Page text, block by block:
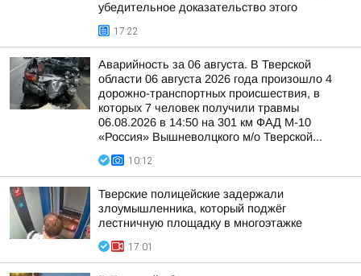
убедительное доказательство этого
17:22
Аварийность за 06 августа. В Тверской
области 06 августа 2026 года произошло 4
дорожно-транспортных происшествия, в
которых 7 человек получили травмы
06.08.2026 в 14:50 на 301 км ФАД М-10
«Россия» Вышневолцкого м/о Тверской...
10:12
Тверские полицейские задержали
злоумышленника, который поджёг
лестничную площадку в многоэтажке
17:01